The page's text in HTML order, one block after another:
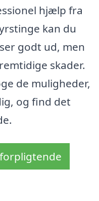
hjælp fra
kan du
godt ud, men
skader.
de muligheder,
og find det